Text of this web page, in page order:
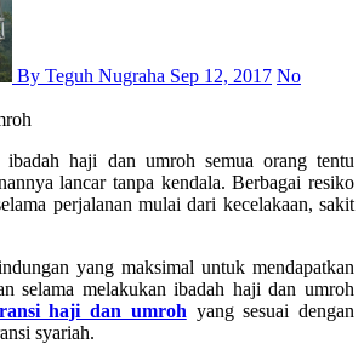
By Teguh Nugraha Sep 12, 2017 No
lancar tanpa kendala. Berbagai resiko
perjalanan mulai dari kecelakaan, sakit
yang maksimal untuk mendapatkan
selama melakukan ibadah haji dan umroh
haji dan umroh yang sesuai dengan
syariah.